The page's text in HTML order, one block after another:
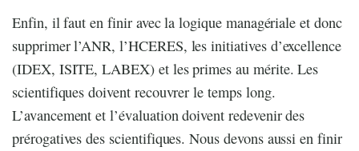
Enfin, il faut en finir avec la logique managériale et donc
supprimer l’ANR, l’HCERES, les initiatives d’excellence
(IDEX, ISITE, LABEX) et les primes au mérite. Les
scientifiques doivent recouvrer le temps long.
L’avancement et l’évaluation doivent redevenir des
prérogatives des scientifiques. Nous devons aussi en finir